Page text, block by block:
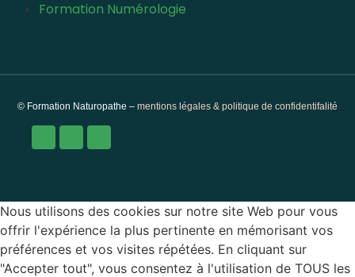
Formation Numérologie
© Formation Naturopathe – mentions légales & politique de confidentifalité
Nous utilisons des cookies sur notre site Web pour vous
offrir l'expérience la plus pertinente en mémorisant vos
préférences et vos visites répétées. En cliquant sur
"Accepter tout", vous consentez à l'utilisation de TOUS les